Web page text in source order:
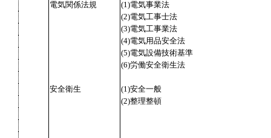
電気関係法規
(1)電気事業法
(2)電気工事士法
(3)電気工事業法
(4)電気用品安全法
(5)電気設備技術基準
(6)労働安全衛生法
安全衛生
(1)安全一般
(2)整理整頓